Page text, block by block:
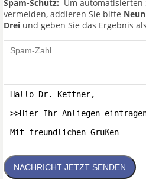
Spam-Schutz: Um automatisierten
vermeiden, addieren Sie bitte
Drei und geben Sie das Ergebnis
NACHRICHT JETZT SENDEN